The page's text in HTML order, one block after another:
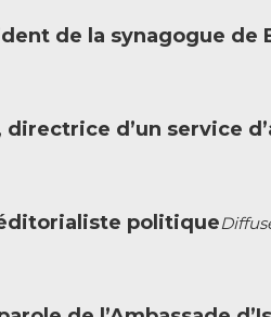
de la synagogue de
d’un service
politique